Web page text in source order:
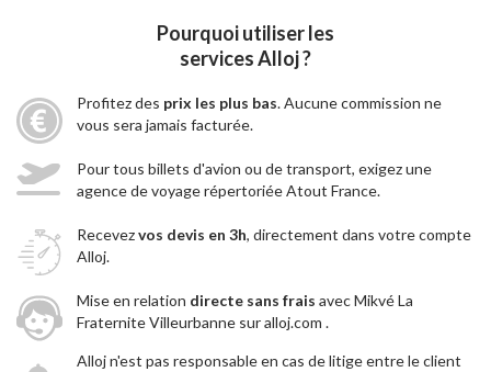
Pourquoi utiliser les
services Alloj ?
Profitez des prix les plus bas. Aucune commission ne
vous sera jamais facturée.
Pour tous billets d'avion ou de transport, exigez une
agence de voyage répertoriée Atout France.
Recevezvos devis en 3h, directement dans votre compte
Alloj.
Mise en relation directe sans frais avec Mikvé La
Fraternite Villeurbanne sur alloj.com .
Alloj n'est pas responsable en cas de litige entre le client